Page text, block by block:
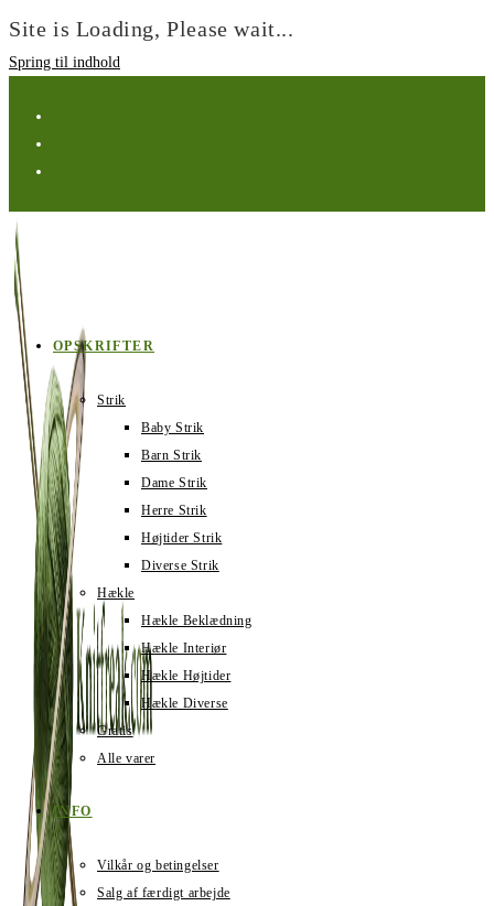
Site is Loading, Please wait...
Spring til indhold
OPSKRIFTER
Strik
Baby Strik
Barn Strik
Dame Strik
Herre Strik
Højtider Strik
Diverse Strik
Hækle
Hækle Beklædning
Hækle Interiør
Hækle Højtider
Hækle Diverse
Gratis
Alle varer
INFO
Vilkår og betingelser
Salg af færdigt arbejde